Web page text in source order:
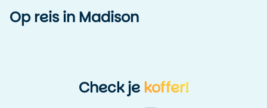
Op reis in Madison
Check jekoffer!